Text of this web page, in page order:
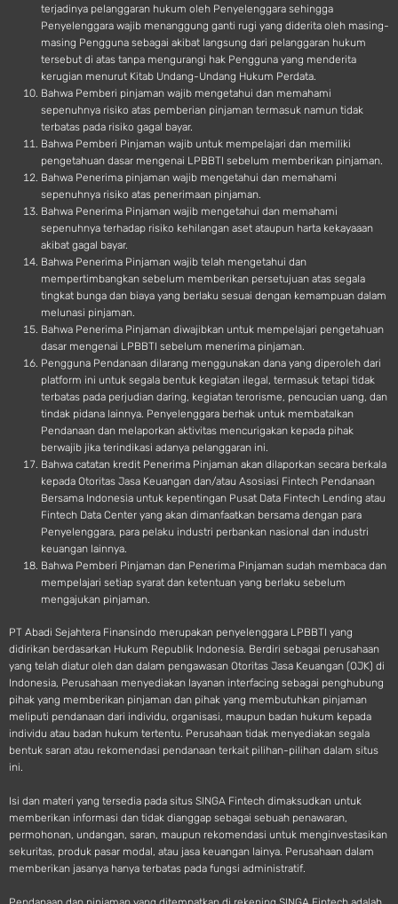
terjadinya pelanggaran hukum oleh Penyelenggara sehingga
Penyelenggara wajib menanggung ganti rugi yang diderita oleh masing-
masing Pengguna sebagai akibat langsung dari pelanggaran hukum
tersebut di atas tanpa mengurangi hak Pengguna yang menderita
kerugian menurut Kitab Undang-Undang Hukum Perdata.
Bahwa Pemberi pinjaman wajib mengetahui dan memahami
sepenuhnya risiko atas pemberian pinjaman termasuk namun tidak
terbatas pada risiko gagal bayar.
Bahwa Pemberi Pinjaman wajib untuk mempelajari dan memiliki
pengetahuan dasar mengenai LPBBTI sebelum memberikan pinjaman.
Bahwa Penerima pinjaman wajib mengetahui dan memahami
sepenuhnya risiko atas penerimaan pinjaman.
Bahwa Penerima Pinjaman wajib mengetahui dan memahami
sepenuhnya terhadap risiko kehilangan aset ataupun harta kekayaaan
akibat gagal bayar.
Bahwa Penerima Pinjaman wajib telah mengetahui dan
mempertimbangkan sebelum memberikan persetujuan atas segala
tingkat bunga dan biaya yang berlaku sesuai dengan kemampuan dalam
melunasi pinjaman.
Bahwa Penerima Pinjaman diwajibkan untuk mempelajari pengetahuan
dasar mengenai LPBBTI sebelum menerima pinjaman.
Pengguna Pendanaan dilarang menggunakan dana yang diperoleh dari
platform ini untuk segala bentuk kegiatan ilegal, termasuk tetapi tidak
terbatas pada perjudian daring, kegiatan terorisme, pencucian uang, dan
tindak pidana lainnya. Penyelenggara berhak untuk membatalkan
Pendanaan dan melaporkan aktivitas mencurigakan kepada pihak
berwajib jika terindikasi adanya pelanggaran ini.
Bahwa catatan kredit Penerima Pinjaman akan dilaporkan secara berkala
kepada Otoritas Jasa Keuangan dan/atau Asosiasi Fintech Pendanaan
Bersama Indonesia untuk kepentingan Pusat Data Fintech Lending atau
Fintech Data Center yang akan dimanfaatkan bersama dengan para
Penyelenggara, para pelaku industri perbankan nasional dan industri
keuangan lainnya.
Bahwa Pemberi Pinjaman dan Penerima Pinjaman sudah membaca dan
mempelajari setiap syarat dan ketentuan yang berlaku sebelum
mengajukan pinjaman.
PT Abadi Sejahtera Finansindo merupakan penyelenggara LPBBTI yang
didirikan berdasarkan Hukum Republik Indonesia. Berdiri sebagai perusahaan
yang telah diatur oleh dan dalam pengawasan Otoritas Jasa Keuangan (OJK) di
Indonesia, Perusahaan menyediakan layanan interfacing sebagai penghubung
pihak yang memberikan pinjaman dan pihak yang membutuhkan pinjaman
meliputi pendanaan dari individu, organisasi, maupun badan hukum kepada
individu atau badan hukum tertentu. Perusahaan tidak menyediakan segala
bentuk saran atau rekomendasi pendanaan terkait pilihan-pilihan dalam situs
ini.
Isi dan materi yang tersedia pada situs SINGA Fintech dimaksudkan untuk
memberikan informasi dan tidak dianggap sebagai sebuah penawaran,
permohonan, undangan, saran, maupun rekomendasi untuk menginvestasikan
sekuritas, produk pasar modal, atau jasa keuangan lainya. Perusahaan dalam
memberikan jasanya hanya terbatas pada fungsi administratif.